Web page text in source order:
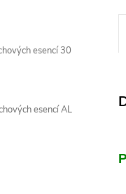
esencí 30
esencí AL